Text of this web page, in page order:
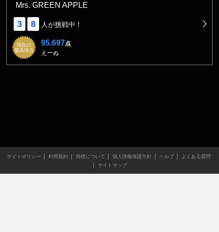
Mrs. GREEN APPLE
3 8 人が挑戦中！
現在の
最高得点
95.697点
えーぬ
サイトポリシー 利用規約 商標について 個人情報保護方針 ヘルプ
よくある質問
サイトマップ